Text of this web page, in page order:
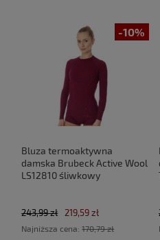
-10%
Bluza termoaktywna
damska Brubeck Active Wool
LS12810 śliwkowy
219,59 zł
243,99 zł
Najniższa cena:170,79 zł